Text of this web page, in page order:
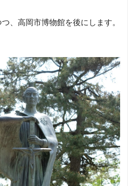
、高岡市博物館を後にします。